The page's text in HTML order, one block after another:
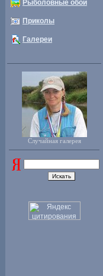
Рыболовные обои
Приколы
Галереи
Случайная галерея